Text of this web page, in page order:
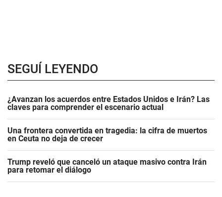
SEGUÍ LEYENDO
¿Avanzan los acuerdos entre Estados Unidos e Irán? Las
claves para comprender el escenario actual
Una frontera convertida en tragedia: la cifra de muertos
en Ceuta no deja de crecer
Trump reveló que canceló un ataque masivo contra Irán
para retomar el diálogo